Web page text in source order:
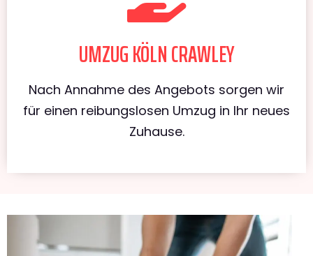
UMZUG KÖLN CRAWLEY
Nach Annahme des Angebots sorgen wir
für einen reibungslosen Umzug in Ihr neues
Zuhause.